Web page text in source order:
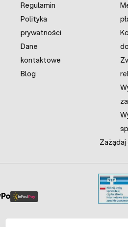
Regulamin
Polityka
prywatności
Dane
kontaktowe
Blog